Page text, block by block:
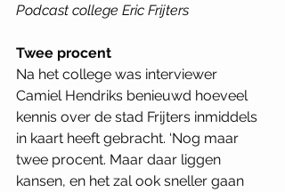
Podcast college Eric Frijters
Twee procent
Na het college was interviewer
Camiel Hendriks benieuwd hoeveel
kennis over de stad Frijters inmiddels
in kaart heeft gebracht. ‘Nog maar
twee procent. Maar daar liggen
kansen, en het zal ook sneller gaan